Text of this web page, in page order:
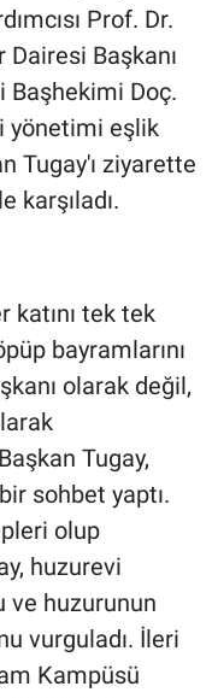
Prof. Dr.
Dairesi Başkanı
Başhekimi Doç.
yönetimi eşlik
Tugay'ı ziyarette
karşıladı.
katını tek tek
bayramlarını
olarak değil,
Tugay,
sohbet yaptı.
olup
huzurevi
ve huzurunun
vurguladı. İleri
Kampüsü